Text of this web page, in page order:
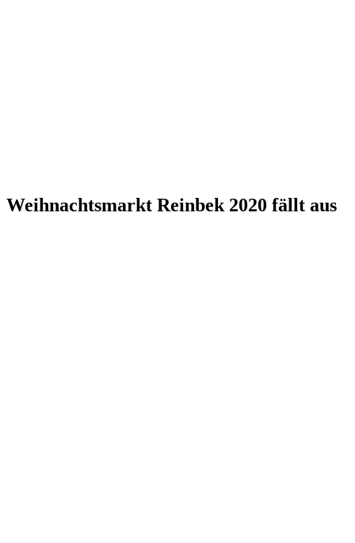
Weihnachtsmarkt Reinbek 2020 fällt aus